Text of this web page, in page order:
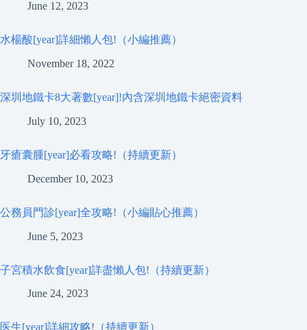
June 12, 2023
水楊酸[year]詳細懶人包!（小編推薦）
November 18, 2022
深圳地鐵卡8大著數[year]!內含深圳地鐵卡絕密資料
July 10, 2023
牙瘡囊腫[year]必看攻略!（持續更新）
December 10, 2023
公務員門診[year]全攻略!（小編貼心推薦）
June 5, 2023
子宮積水飲食[year]詳盡懶人包!（持續更新）
June 24, 2023
医生[year]詳細攻略!（持續更新）